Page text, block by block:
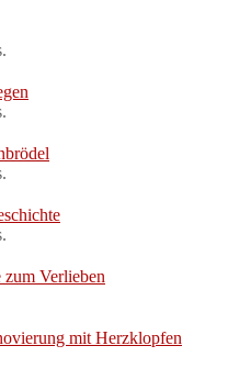
zum Verlieben
mit Herzklopfen